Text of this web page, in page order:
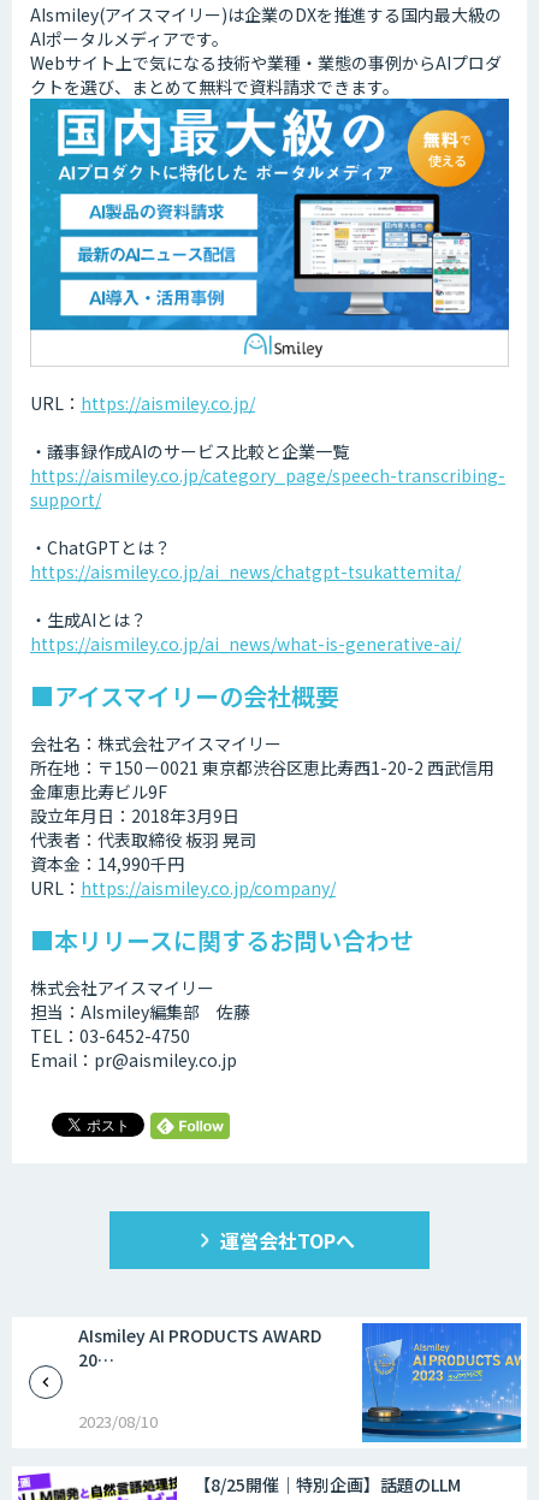
AIsmiley(アイスマイリー)は企業のDXを推進する国内最大級の
AIポータルメディアです。
Webサイト上で気になる技術や業種・業態の事例からAIプロダ
クトを選び、まとめて無料で資料請求できます。
URL： https://aismiley.co.jp/
・議事録作成AIのサービス比較と企業一覧
https://aismiley.co.jp/category_page/speech-transcribing-
support/
・ChatGPTとは？
https://aismiley.co.jp/ai_news/chatgpt-tsukattemita/
・生成AIとは？
https://aismiley.co.jp/ai_news/what-is-generative-ai/
■アイスマイリーの会社概要
会社名：株式会社アイスマイリー
所在地：〒150－0021 東京都渋谷区恵比寿西1-20-2 西武信用
金庫恵比寿ビル9F
設立年月日：2018年3月9日
代表者：代表取締役 板羽 晃司
資本金：14,990千円
URL： https://aismiley.co.jp/company/
■本リリースに関するお問い合わせ
株式会社アイスマイリー
担当：AIsmiley編集部 佐藤
TEL：03-6452-4750
Email：pr@aismiley.co.jp
運営会社TOPへ
AIsmiley AI PRODUCTS AWARD
20…
2023/08/10
【8/25開催｜特別企画】話題のLLM